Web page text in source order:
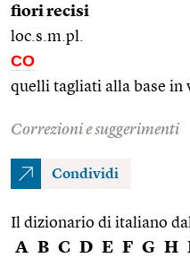
fiori recisi
loc.s.m.pl.
CO
quelli tagliati alla base in
Correzioni e suggerimenti
Condividi
Il dizionario di italiano
A B C D E F G H